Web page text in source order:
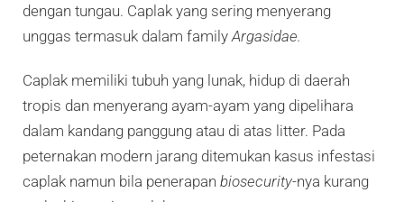
dengan tungau. Caplak yang sering menyerang
unggas termasuk dalam family Argasidae.
Caplak memiliki tubuh yang lunak, hidup di daerah
tropis dan menyerang ayam-ayam yang dipelihara
dalam kandang panggung atau di atas litter. Pada
peternakan modern jarang ditemukan kasus infestasi
caplak namun bila penerapan biosecurity-nya kurang